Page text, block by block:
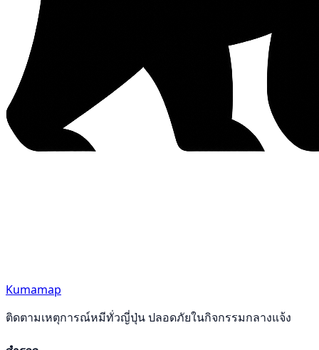
Kumamap
ติดตามเหตุการณ์หมีทั่วญี่ปุ่น ปลอดภัยในกิจกรรมกลางแจ้ง